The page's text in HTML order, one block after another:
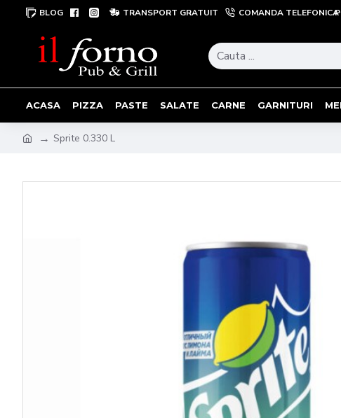
BLOG TRANSPORT GRATUIT COMANDA TELEFONICA
ACASA PIZZA PASTE SALATE CARNE GARNITURI
Sprite 0.330 L